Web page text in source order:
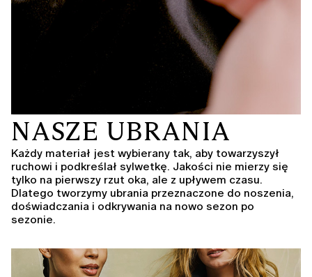
NASZE UBRANIA
Każdy materiał jest wybierany tak, aby towarzyszył
ruchowi i podkreślał sylwetkę. Jakości nie mierzy się
tylko na pierwszy rzut oka, ale z upływem czasu.
Dlatego tworzymy ubrania przeznaczone do noszenia,
doświadczania i odkrywania na nowo sezon po
sezonie.